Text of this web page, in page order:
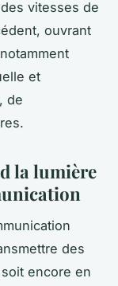
vitesses de
ouvrant
et
de
la lumière
des
encore en